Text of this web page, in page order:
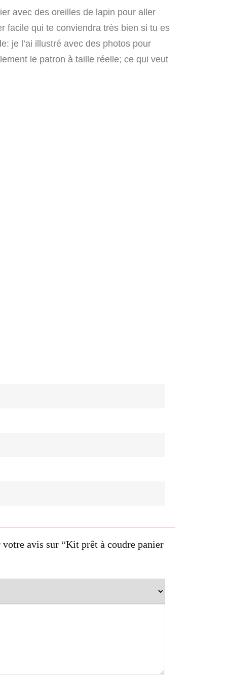
avec des oreilles de lapin pour aller
facile qui te conviendra très bien si tu es
je l’ai illustré avec des photos pour
le patron à taille réelle; ce qui veut
avis sur “Kit prêt à coudre panier